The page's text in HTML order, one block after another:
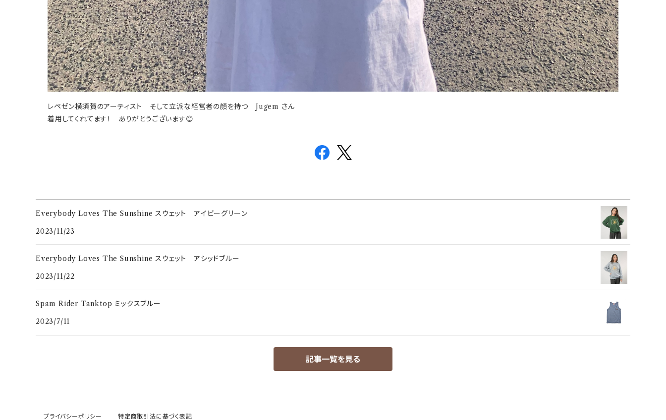
レペゼン横須賀のアーティスト そして立派な経営者の顔を持つ Jugem さん
着用してくれてます！ ありがとうございます😊
Everybody Loves The Sunshine スウェット アイビーグリーン
2023/11/23
Everybody Loves The Sunshine スウェット アシッドブルー
2023/11/22
Spam Rider Tanktop ミックスブルー
2023/7/11
記事一覧を見る
プライバシーポリシー 特定商取引法に基づく表記